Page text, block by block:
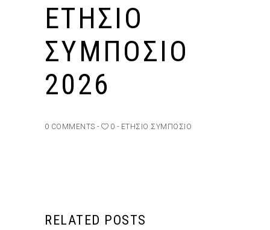
ΕΤΗΣΙΟ
ΣΥΜΠΟΣΙΟ
2026
0 COMMENTS 0 ΕΤΉΣΙΟ ΣΥΜΠΌΣΙΟ
RELATED POSTS